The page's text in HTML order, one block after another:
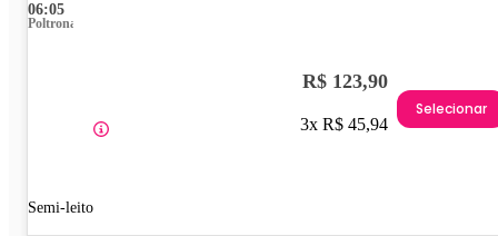
06:05
Poltrona
Semi-leito
R$ 123,90
3x R$ 45,94
Selecionar